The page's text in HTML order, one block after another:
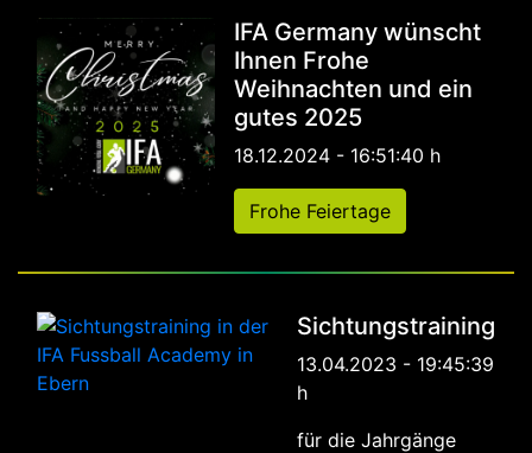
IFA Germany wünscht
Ihnen Frohe
Weihnachten und ein
gutes 2025
18.12.2024 - 16:51:40 h
Frohe Feiertage
Sichtungstraining
13.04.2023 - 19:45:39
h
für die Jahrgänge